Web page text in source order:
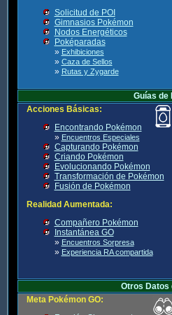
Solicitud de POI
Gimnasios Pokémon
Nodos Energéticos
Poképaradas
» Exhibiciones
» Caza de Sellos
» Rutas y Zygarde
Guías de
Acciones Básicas:
Encontrando Pokémon
» Encuentros Especiales
Capturando Pokémon
Criando Pokémon
Evolucionando Pokémon
Transformación de Pokémon
Fusión de Pokémon
Realidad Aumentada:
Compañero Pokémon
Instantánea GO
» Encuentros Sorpresa
» Experiencia RA compartida
Otros Datos
Meta Pokémon GO: